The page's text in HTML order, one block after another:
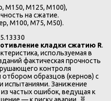
М150, М125, М100),
на сжатие.
М100, М75, М50).
кладки сжатию R.
используемая в
фактическая прочность
контроля
отбором образцов (кернов) с
Занижение
частых ошибок, ведущая к